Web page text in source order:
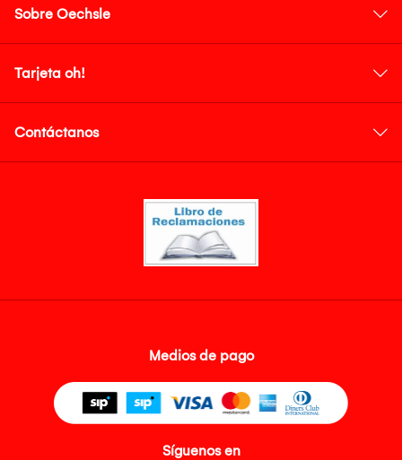
Sobre Oechsle
Tarjeta oh!
Contáctanos
Medios de pago
Síguenos en